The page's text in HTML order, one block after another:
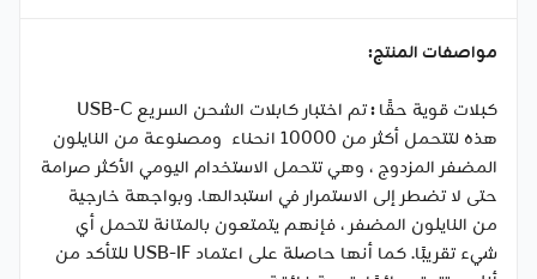
مواصفات المنتج:
كبلات قوية حقًا:
تم اختبار كابلات الشحن السريع USB-C
هذه لتتحمل أكثر من 10000 انحناء ومصنوعة من النايلون
المضفر المزدوج ، وهي تتحمل الاستخدام اليومي الأكثر صرامة
حتى لا تضطر إلى الاستمرار في استبدالها. وبواجهة خارجية
من النايلون المضفر ، فإنهم يتمتعون بالمتانة لتحمل أي
شيء تقريبًا. كما أنها حاصلة على اعتماد USB-IF للتأكد من